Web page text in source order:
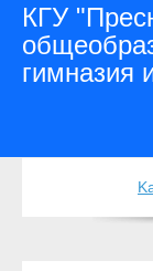
КГУ
гимназия